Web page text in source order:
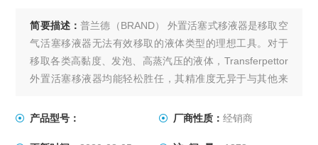
简要描述：普兰德（BRAND） 外置活塞式移液器是移取空
气活塞移液器无法有效移取的液体类型的理想工具。对于
移取各类高黏度、发泡、高蒸汽压的液体，Transferpettor
外置活塞移液器均能轻松胜任，其精准度无异于与其他来
产品型号：
厂商性质： 经销商